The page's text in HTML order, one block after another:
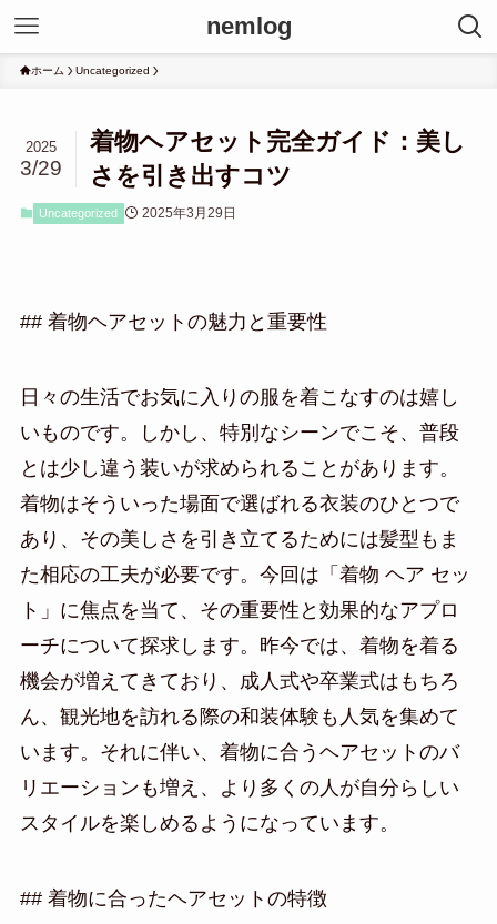
nemlog
ホーム Uncategorized
着物ヘアセット完全ガイド：美し
さを引き出すコツ
2025
3/29
Uncategorized 2025年3月29日
## 着物ヘアセットの魅力と重要性
日々の生活でお気に入りの服を着こなすのは嬉し
いものです。しかし、特別なシーンでこそ、普段
とは少し違う装いが求められることがあります。
着物はそういった場面で選ばれる衣装のひとつで
あり、その美しさを引き立てるためには髪型もま
た相応の工夫が必要です。今回は「着物 ヘア セッ
ト」に焦点を当て、その重要性と効果的なアプロ
ーチについて探求します。昨今では、着物を着る
機会が増えてきており、成人式や卒業式はもちろ
ん、観光地を訪れる際の和装体験も人気を集めて
います。それに伴い、着物に合うヘアセットのバ
リエーションも増え、より多くの人が自分らしい
スタイルを楽しめるようになっています。
## 着物に合ったヘアセットの特徴